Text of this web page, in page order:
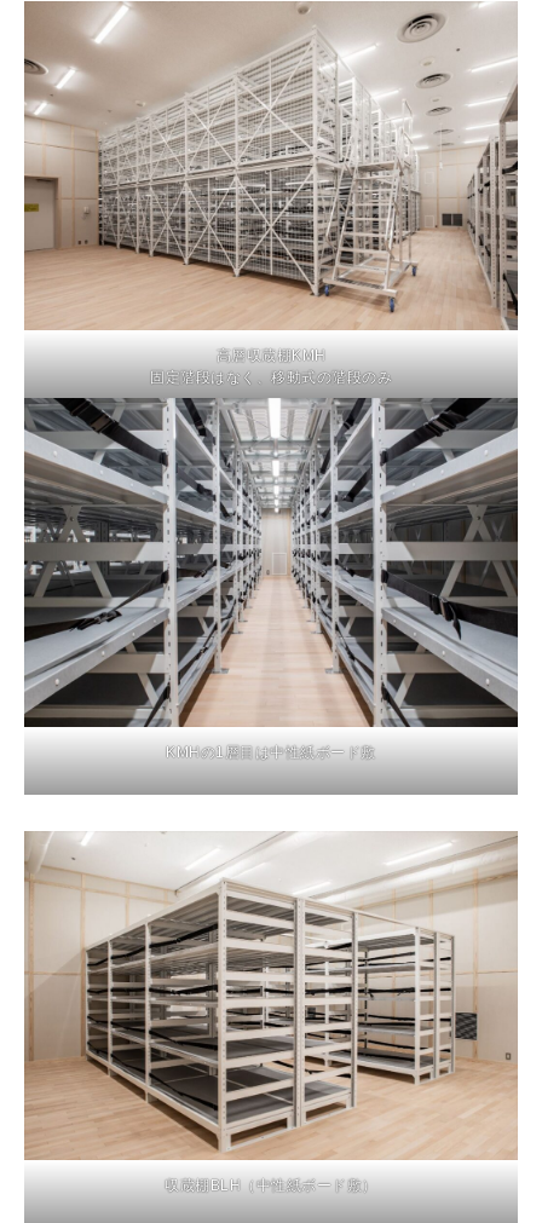
高層収蔵棚KMH
固定階段はなく、移動式の階段のみ
KMHの1層目は中性紙ボード敷
収蔵棚BLH（中性紙ボード敷）